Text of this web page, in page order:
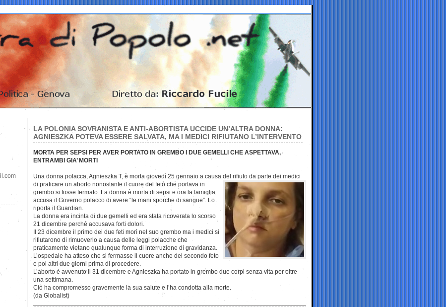
LA POLONIA SOVRANISTA E ANTI-ABORTISTA UCCIDE UN’ALTRA DONNA:
AGNIESZKA POTEVA ESSERE SALVATA, MA I MEDICI RIFIUTANO L’INTERVENTO
MORTA PER SEPSI PER AVER PORTATO IN GREMBO I DUE GEMELLI CHE ASPETTAVA,
ENTRAMBI GIA’ MORTI
Una donna polacca, Agnieszka T, è morta giovedì 25 gennaio a causa del rifiuto da parte dei medici
di praticare un aborto nonostante il cuore del feto che portava in
grembo si fosse fermato. La donna è morta di sepsi e ora la famiglia
accusa il Governo polacco di avere “le mani sporche di sangue”. Lo
riporta il Guardian.
La donna era incinta di due gemelli ed era stata ricoverata lo scorso
21 dicembre perché accusava forti dolori.
Il 23 dicembre il primo dei due feti morì nel suo grembo ma i medici si
rifiutarono di rimuoverlo a causa delle leggi polacche che
praticamente vietano qualunque forma di interruzione di gravidanza.
L’ospedale ha atteso che si fermasse il cuore anche del secondo feto
e poi altri due giorni prima di procedere.
L’aborto è avvenuto il 31 dicembre e Agnieszka ha portato in grembo due corpi senza vita per oltre
una settimana.
Ciò ha compromesso gravemente la sua salute e l’ha condotta alla morte.
(da Globalist)